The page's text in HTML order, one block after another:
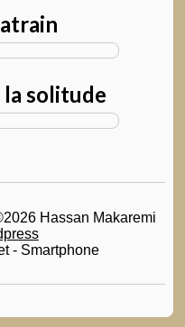
solitude
Hassan Makaremi
- Smartphone